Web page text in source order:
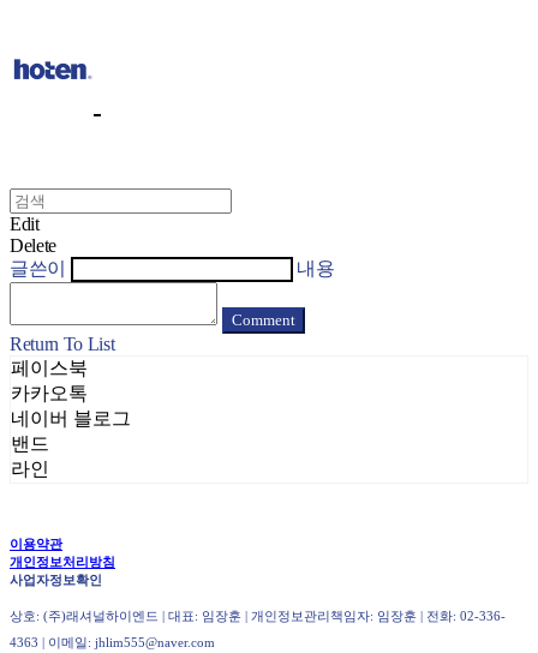
Edit
Delete
글쓴이
내용
Comment
Return To List
페이스북
카카오톡
네이버 블로그
밴드
라인
이용약관
개인정보처리방침
사업자정보확인
상호: (주)래셔널하이엔드 | 대표: 임장훈 | 개인정보관리책임자: 임장훈 | 전화: 02-336-
4363 | 이메일: jhlim555@naver.com